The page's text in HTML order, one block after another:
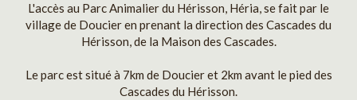
L'accès au Parc Animalier du Hérisson, Héria, se fait par le
village de Doucier en prenant la direction des Cascades du
Hérisson, de la Maison des Cascades.
Le parc est situé à 7km de Doucier et 2km avant le pied des
Cascades du Hérisson.